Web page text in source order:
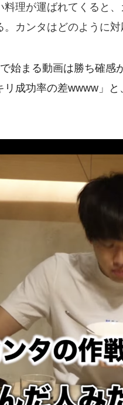
理が運ばれてくると
カンタはどのように対
始まる動画は勝ち確感
リ成功率の差wwww 」